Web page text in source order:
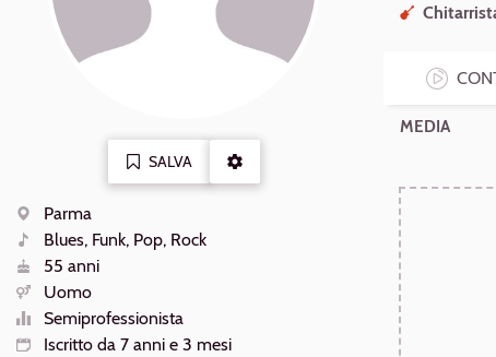
SALVA
ALTRE
AZIONI
Luogo
Parma
Generi
Blues, Funk, Pop, Rock
Età
55 anni
Sesso
Uomo
Livello
Semiprofessionista
Iscritto da 7 anni e 3 mesi
MEDIA